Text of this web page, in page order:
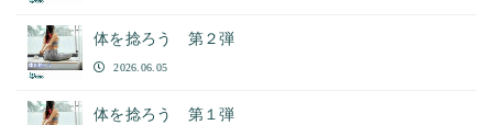
体を捻ろう 第２弾
2026.06.05
体を捻ろう 第１弾